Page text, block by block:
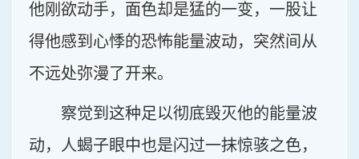
他刚欲动手，面色却是猛的一变，一股让
得他感到心悸的恐怖能量波动，突然间从
不远处弥漫了开来。
察觉到这种足以彻底毁灭他的能量波
动，人蝎子眼中也是闪过一抹惊骇之色，